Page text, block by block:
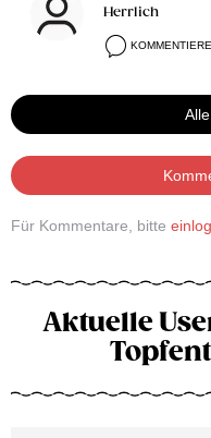
Herrlich
Für Kommentare, bitte
Aktuelle